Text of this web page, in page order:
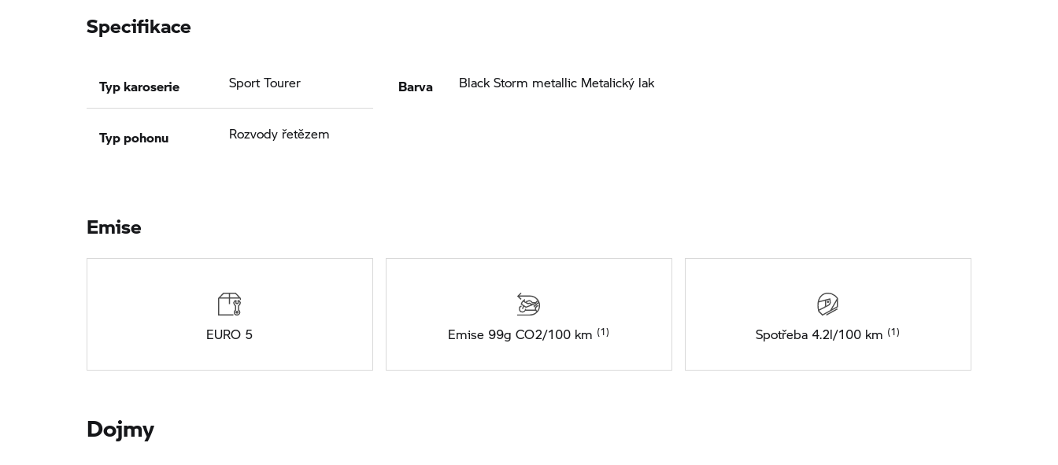
Specifikace
Typ karoserie Sport Tourer
Typ pohonu Rozvody řetězem
Barva Black Storm metallic Metalický lak
Emise
EURO 5 Emise 99g CO2/100 km Spotřeba 4.2l/100 km
Dojmy